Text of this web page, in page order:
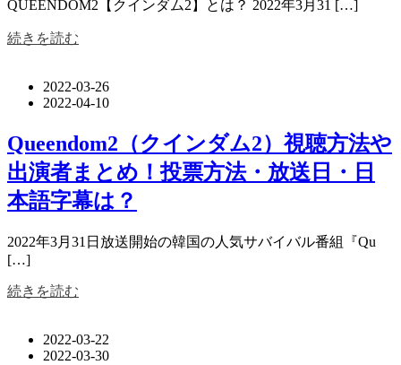
QUEENDOM2【クインダム2】とは？ 2022年3月31 […]
続きを読む
2022-03-26
2022-04-10
Queendom2（クインダム2）視聴方法や
出演者まとめ！投票方法・放送日・日
本語字幕は？
2022年3月31日放送開始の韓国の人気サバイバル番組『Qu
[…]
続きを読む
2022-03-22
2022-03-30